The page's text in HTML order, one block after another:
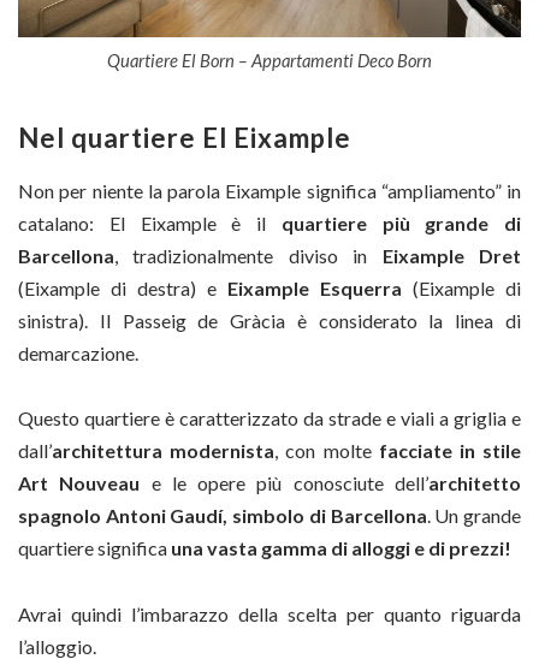
Quartiere El Born – Appartamenti Deco Born
Nel quartiere El Eixample
Non per niente la parola Eixample significa “ampliamento” in
catalano: El Eixample è il quartiere più grande di
Barcellona , tradizionalmente diviso in Eixample Dret
(Eixample di destra) e Eixample Esquerra (Eixample di
sinistra). Il Passeig de Gràcia è considerato la linea di
demarcazione.
Questo quartiere è caratterizzato da strade e viali a griglia e
dall’architettura modernista, con molte facciate in stile
Art Nouveau e le opere più conosciute dell’architetto
spagnolo Antoni Gaudí, simbolo di Barcellona. Un grande
quartiere significa una vasta gamma di alloggi e di prezzi!
Avrai quindi l’imbarazzo della scelta per quanto riguarda
l’alloggio.